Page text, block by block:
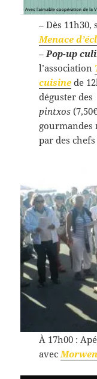
– Dès
Menace
– Pop-up
l’association
cuisinede
déguster des
pintxos
gourmandes
par des
À 17h00 :
avec